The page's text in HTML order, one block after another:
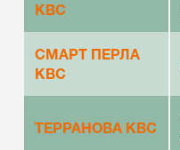
КВС
СМАРТ ПЕРЛА
КВС
ТЕРРАНОВА КВС